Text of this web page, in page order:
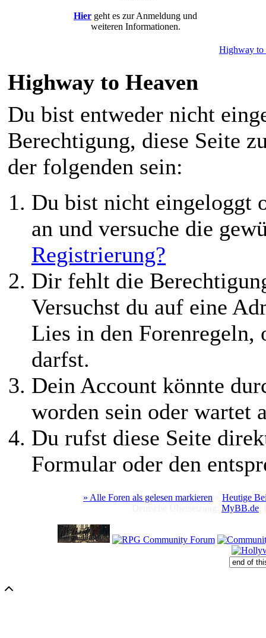
Hier geht es zur Anmeldung und
weiteren Informationen.
Highway to
Highway to Heaven
Du bist entweder nicht
Berechtigung, diese Seite
der folgenden sein:
Du bist nicht eingeloggt
an und versuche die
Registrierung?
Dir fehlt die
Versuchst du auf eine
Lies in den Forenregeln,
darfst.
Dein Account könnte
worden sein oder wartet
Du rufst diese Seite
Formular oder den
» Alle Foren als gelesen markieren
Heutige
MyBB.de